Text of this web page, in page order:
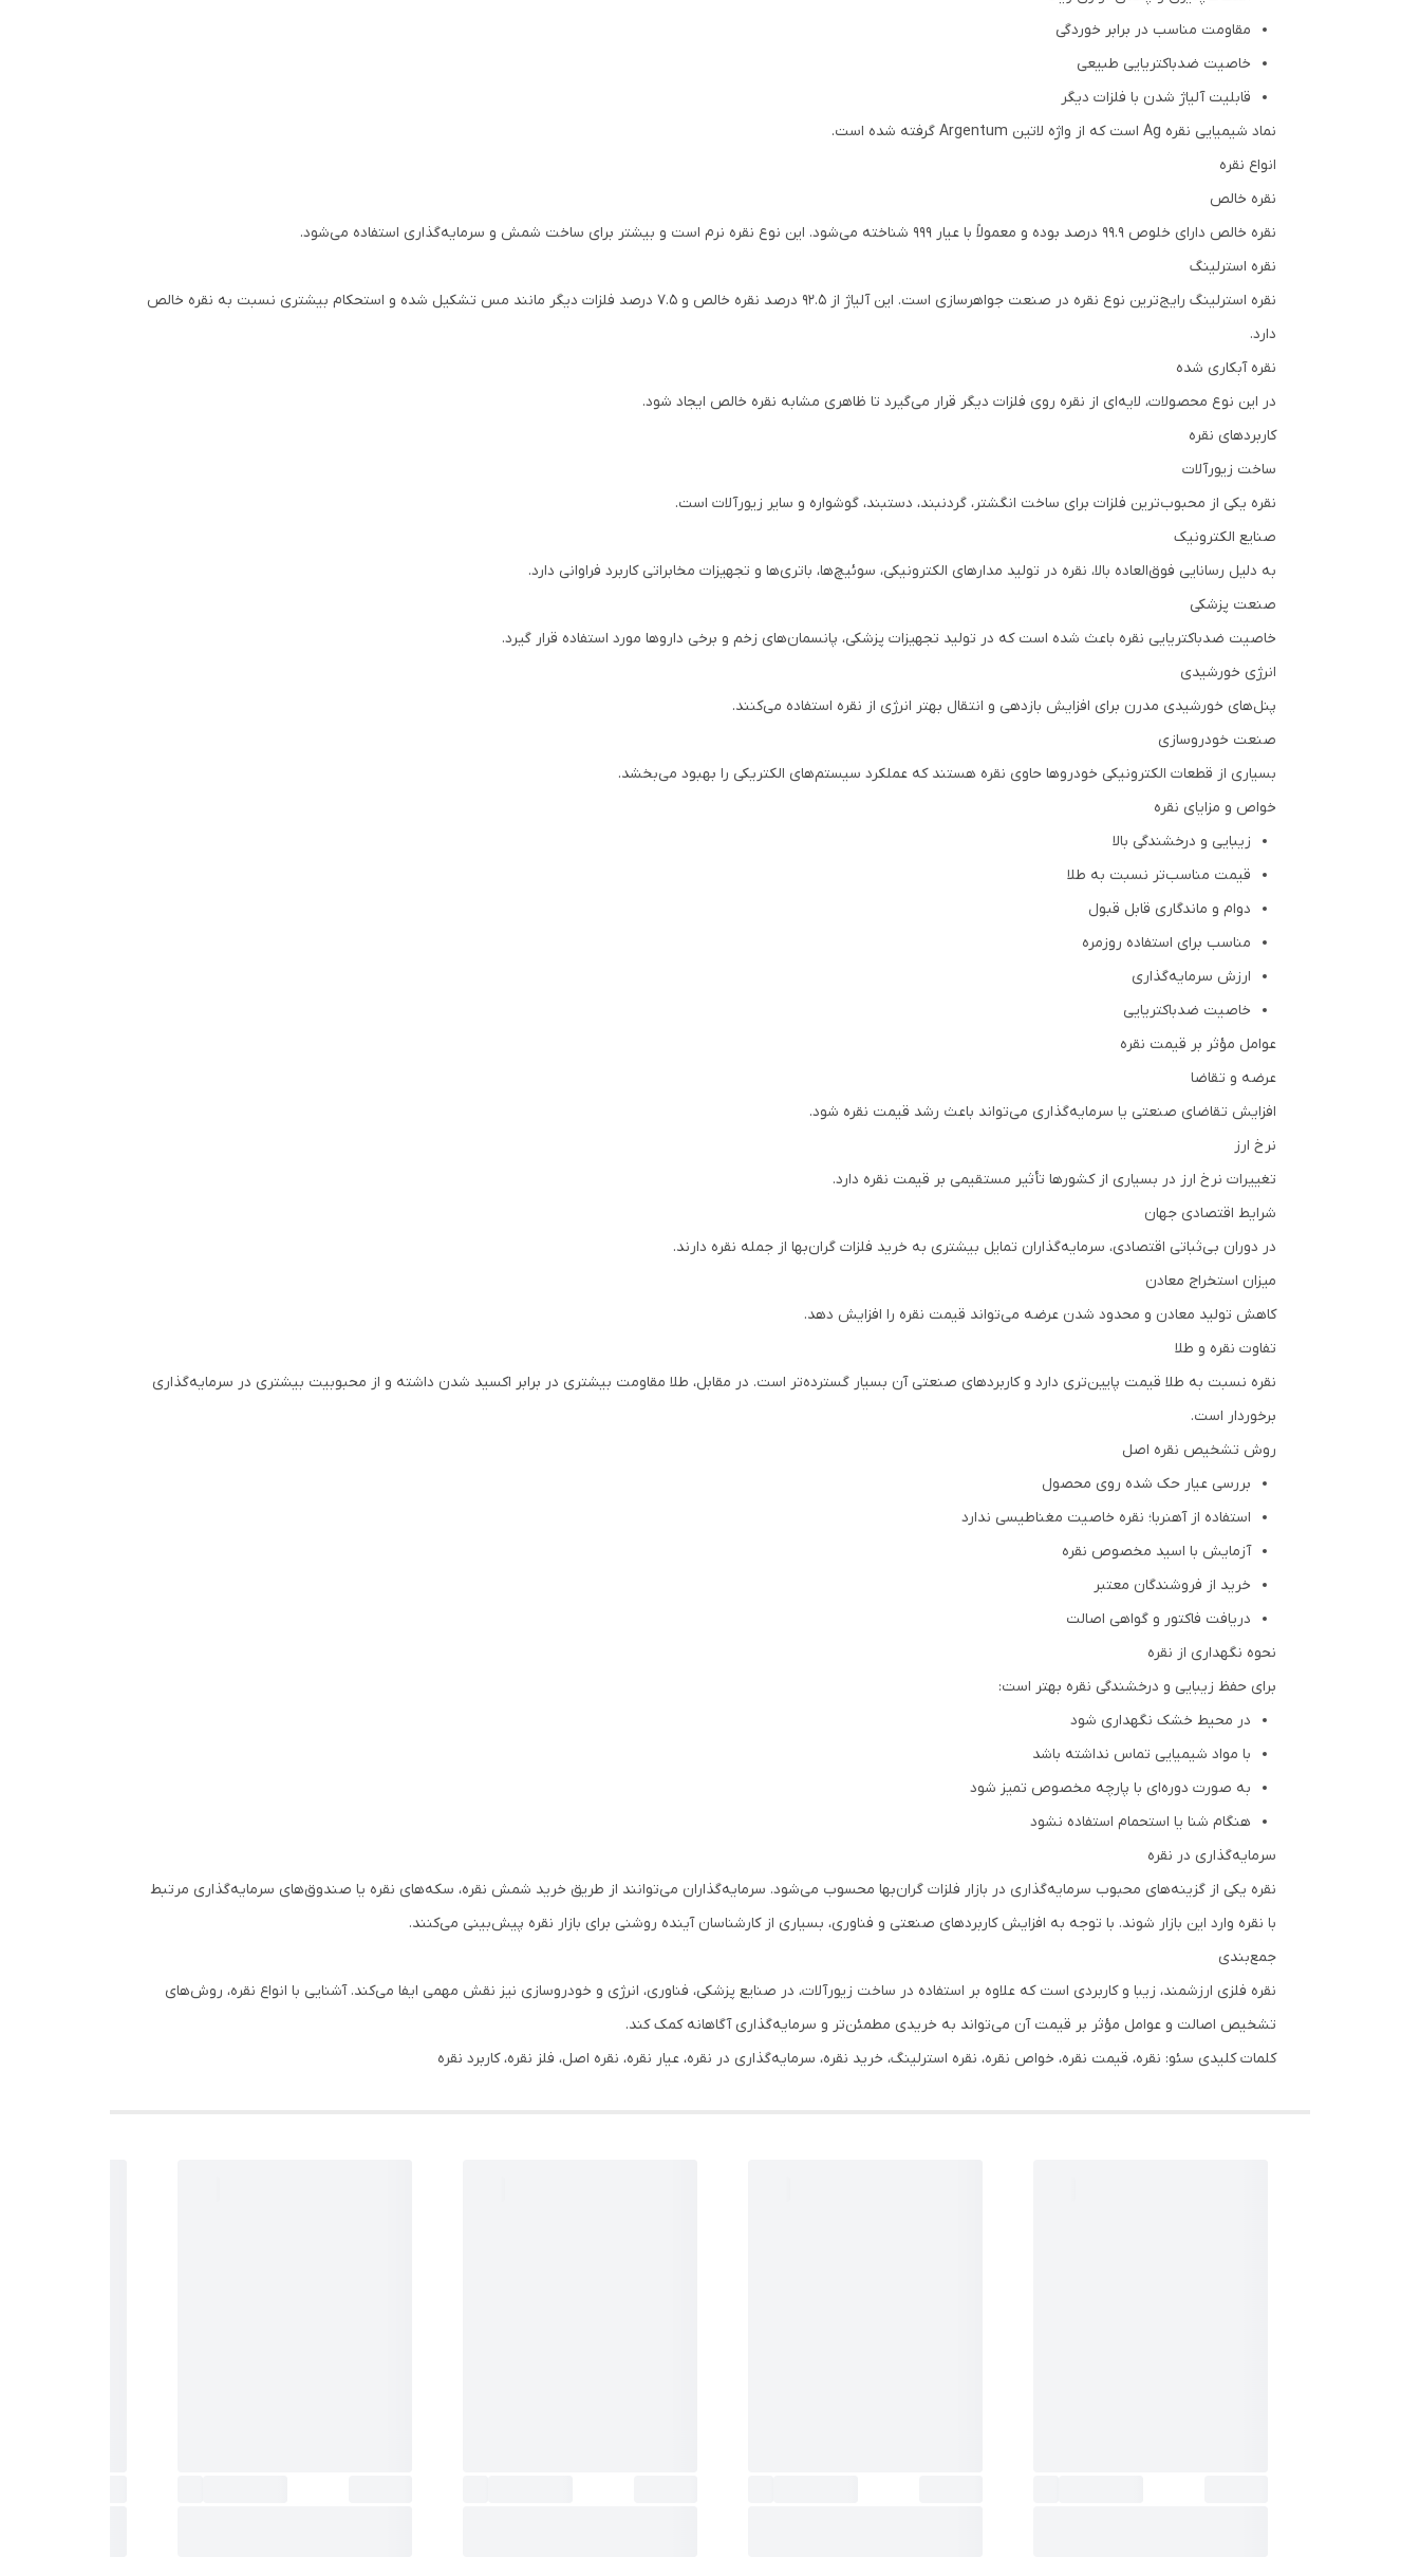
مقاومت مناسب در برابر خوردگی
خاصیت ضدباکتریایی طبیعی
قابلیت آلیاژ شدن با فلزات دیگر
نماد شیمیایی نقره Ag است که از واژه لاتین Argentum گرفته شده است.
انواع نقره
نقره خالص
نقره خالص دارای خلوص 99.9 درصد بوده و معمولاً با عیار 999 شناخته می‌شود. این نوع نقره نرم است و بیشتر برای ساخت شمش و سرمایه‌گذاری استفاده می‌شود.
نقره استرلینگ
نقره استرلینگ رایج‌ترین نوع نقره در صنعت جواهرسازی است. این آلیاژ از 92.5 درصد نقره خالص و 7.5 درصد فلزات دیگر مانند مس تشکیل شده و استحکام بیشتری نسبت به نقره خالص
دارد.
نقره آبکاری شده
در این نوع محصولات، لایه‌ای از نقره روی فلزات دیگر قرار می‌گیرد تا ظاهری مشابه نقره خالص ایجاد شود.
کاربردهای نقره
ساخت زیورآلات
نقره یکی از محبوب‌ترین فلزات برای ساخت انگشتر، گردنبند، دستبند، گوشواره و سایر زیورآلات است.
صنایع الکترونیک
به دلیل رسانایی فوق‌العاده بالا، نقره در تولید مدارهای الکترونیکی، سوئیچ‌ها، باتری‌ها و تجهیزات مخابراتی کاربرد فراوانی دارد.
صنعت پزشکی
خاصیت ضدباکتریایی نقره باعث شده است که در تولید تجهیزات پزشکی، پانسمان‌های زخم و برخی داروها مورد استفاده قرار گیرد.
انرژی خورشیدی
پنل‌های خورشیدی مدرن برای افزایش بازدهی و انتقال بهتر انرژی از نقره استفاده می‌کنند.
صنعت خودروسازی
بسیاری از قطعات الکترونیکی خودروها حاوی نقره هستند که عملکرد سیستم‌های الکتریکی را بهبود می‌بخشد.
خواص و مزایای نقره
زیبایی و درخشندگی بالا
قیمت مناسب‌تر نسبت به طلا
دوام و ماندگاری قابل قبول
مناسب برای استفاده روزمره
ارزش سرمایه‌گذاری
خاصیت ضدباکتریایی
عوامل مؤثر بر قیمت نقره
عرضه و تقاضا
افزایش تقاضای صنعتی یا سرمایه‌گذاری می‌تواند باعث رشد قیمت نقره شود.
نرخ ارز
تغییرات نرخ ارز در بسیاری از کشورها تأثیر مستقیمی بر قیمت نقره دارد.
شرایط اقتصادی جهان
در دوران بی‌ثباتی اقتصادی، سرمایه‌گذاران تمایل بیشتری به خرید فلزات گران‌بها از جمله نقره دارند.
میزان استخراج معادن
کاهش تولید معادن و محدود شدن عرضه می‌تواند قیمت نقره را افزایش دهد.
تفاوت نقره و طلا
نقره نسبت به طلا قیمت پایین‌تری دارد و کاربردهای صنعتی آن بسیار گسترده‌تر است. در مقابل، طلا مقاومت بیشتری در برابر اکسید شدن داشته و از محبوبیت بیشتری در سرمایه‌گذاری
برخوردار است.
روش تشخیص نقره اصل
بررسی عیار حک شده روی محصول
استفاده از آهنربا؛ نقره خاصیت مغناطیسی ندارد
آزمایش با اسید مخصوص نقره
خرید از فروشندگان معتبر
دریافت فاکتور و گواهی اصالت
نحوه نگهداری از نقره
برای حفظ زیبایی و درخشندگی نقره بهتر است:
در محیط خشک نگهداری شود
با مواد شیمیایی تماس نداشته باشد
به صورت دوره‌ای با پارچه مخصوص تمیز شود
هنگام شنا یا استحمام استفاده نشود
سرمایه‌گذاری در نقره
نقره یکی از گزینه‌های محبوب سرمایه‌گذاری در بازار فلزات گران‌بها محسوب می‌شود. سرمایه‌گذاران می‌توانند از طریق خرید شمش نقره، سکه‌های نقره یا صندوق‌های سرمایه‌گذاری مرتبط
با نقره وارد این بازار شوند. با توجه به افزایش کاربردهای صنعتی و فناوری، بسیاری از کارشناسان آینده روشنی برای بازار نقره پیش‌بینی می‌کنند.
جمع‌بندی
نقره فلزی ارزشمند، زیبا و کاربردی است که علاوه بر استفاده در ساخت زیورآلات، در صنایع پزشکی، فناوری، انرژی و خودروسازی نیز نقش مهمی ایفا می‌کند. آشنایی با انواع نقره، روش‌های
تشخیص اصالت و عوامل مؤثر بر قیمت آن می‌تواند به خریدی مطمئن‌تر و سرمایه‌گذاری آگاهانه کمک کند.
کلمات کلیدی سئو: نقره، قیمت نقره، خواص نقره، نقره استرلینگ، خرید نقره، سرمایه‌گذاری در نقره، عیار نقره، نقره اصل، فلز نقره، کاربرد نقره